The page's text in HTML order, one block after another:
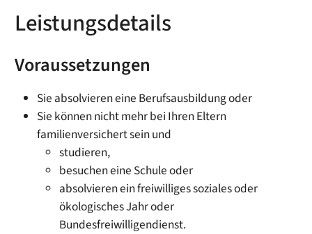
Leistungsdetails
Voraussetzungen
Sie absolvieren eine Berufsausbildung oder
Sie können nicht mehr bei Ihren Eltern
familienversichert sein und
studieren,
besuchen eine Schule oder
absolvieren ein freiwilliges soziales oder
ökologisches Jahr oder
Bundesfreiwilligendienst.